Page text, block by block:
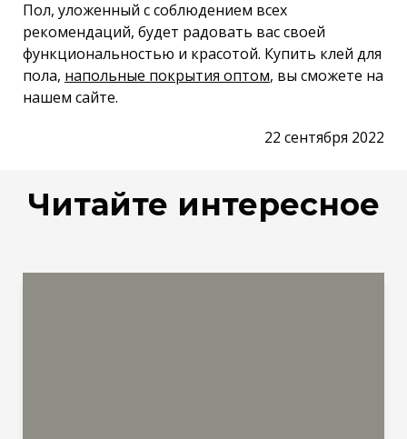
Пол, уложенный с соблюдением всех
рекомендаций, будет радовать вас своей
функциональностью и красотой. Купить клей для
пола, напольные покрытия оптом, вы сможете на
нашем сайте.
22 сентября 2022
Читайте интересное